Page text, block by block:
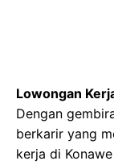
Lowongan
Dengan
berkarir yang
kerja di